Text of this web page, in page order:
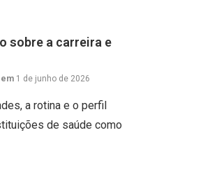
sobre a carreira e
em 1 de junho de 2026
a rotina e o perfil
de saúde como